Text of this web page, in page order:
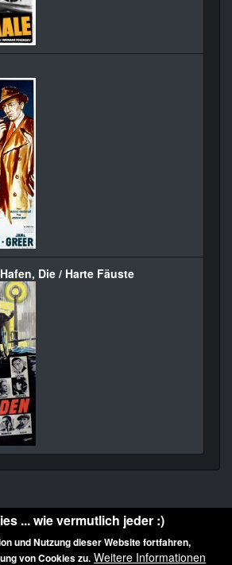
Die / Harte Fäuste
geschützt: © 2010-2026 der Film Noir de. Alle
... wie vermutlich jeder :)
und Nutzung dieser Website fortfahren,
von Cookies zu. Weitere Informationen